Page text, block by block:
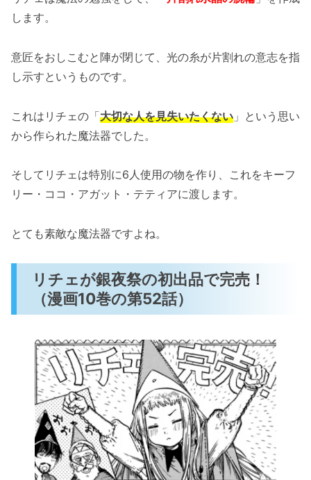
します。
意匠をおしこむと陣が閉じて、光の糸が片割れの意志を指
し示すというものです。
これはリチェの「大切な人を見失いたくない 」という思い
から作られた魔法器でした。
そしてリチェは特別に6人使用の物を作り、これをキーフ
リー・ココ・アガット・テティアに渡します。
とても素敵な魔法器ですよね。
リチェが銀夜祭の初出品で完売！
（漫画10巻の第52話）